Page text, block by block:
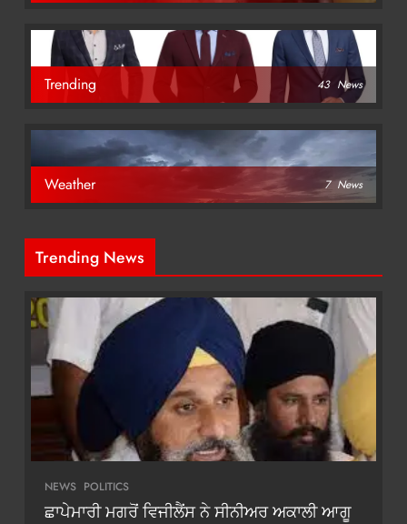
Trending 43 News
Weather 7 News
Trending News
NEWS POLITICS
ਛਾਪੇਮਾਰੀ ਮਗਰੋਂ ਵਿਜੀਲੈਂਸ ਨੇ ਸੀਨੀਅਰ ਅਕਾਲੀ ਆਗੂ